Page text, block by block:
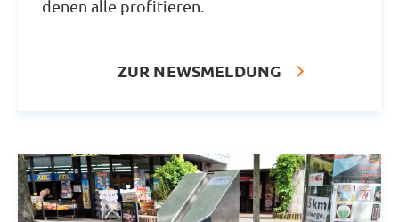
Partner führen diese Informationen möglicherweise mit
gesammelt haben. Sie geben Einwilligung zu unseren
denen alle profitieren.
ZUR NEWSMELDUNG